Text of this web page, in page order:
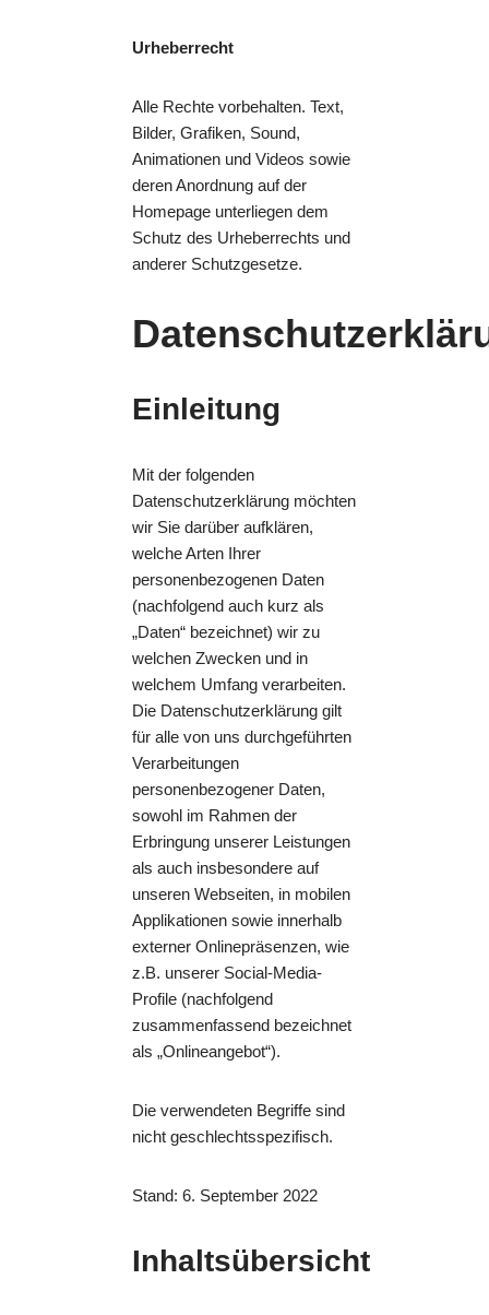
Urheberrecht
Alle Rechte vorbehalten. Text,
Bilder, Grafiken, Sound,
Animationen und Videos sowie
deren Anordnung auf der
Homepage unterliegen dem
Schutz des Urheberrechts und
anderer Schutzgesetze.
Einleitung
Mit der folgenden
Datenschutzerklärung möchten
wir Sie darüber aufklären,
welche Arten Ihrer
personenbezogenen Daten
(nachfolgend auch kurz als
„Daten“ bezeichnet) wir zu
welchen Zwecken und in
welchem Umfang verarbeiten.
Die Datenschutzerklärung gilt
für alle von uns durchgeführten
Verarbeitungen
personenbezogener Daten,
sowohl im Rahmen der
Erbringung unserer Leistungen
als auch insbesondere auf
unseren Webseiten, in mobilen
Applikationen sowie innerhalb
externer Onlinepräsenzen, wie
z.B. unserer Social-Media-
Profile (nachfolgend
zusammenfassend bezeichnet
als „Onlineangebot“).
Die verwendeten Begriffe sind
nicht geschlechtsspezifisch.
Stand: 6. September 2022
Inhaltsübersicht